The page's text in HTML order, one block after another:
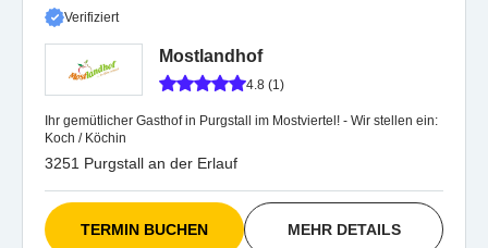
Verifiziert
Mostlandhof
4.8 (1)
Ihr gemütlicher Gasthof in Purgstall im Mostviertel! - Wir stellen ein:
Koch / Köchin
3251 Purgstall an der Erlauf
TERMIN BUCHEN MEHR DETAILS